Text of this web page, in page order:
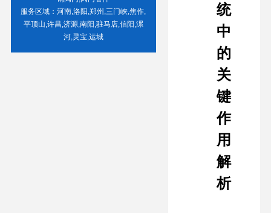
服务区域：河南,洛阳,郑州,三门峡,焦作,
平顶山,许昌,济源,南阳,驻马店,信阳,漯
河,灵宝,运城
统
中
的
关
键
作
用
解
析